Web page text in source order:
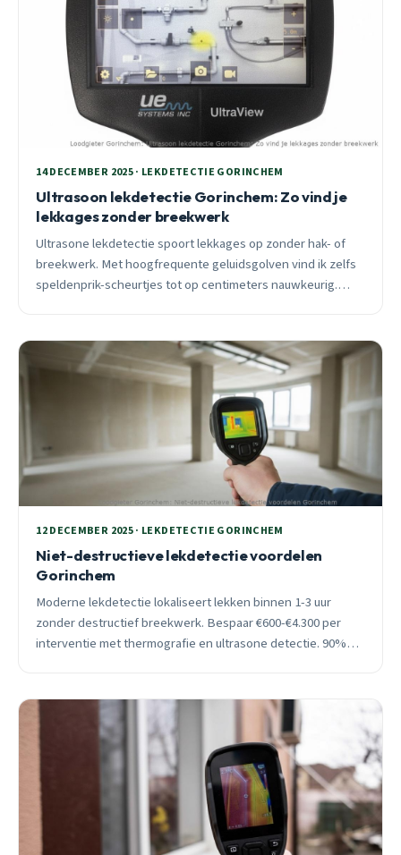
14 DECEMBER 2025 · LEKDETECTIE GORINCHEM
Ultrasoon lekdetectie Gorinchem: Zo vind je
lekkages zonder breekwerk
Ultrasone lekdetectie spoort lekkages op zonder hak- of
breekwerk. Met hoogfrequente geluidsgolven vind ik zelfs
speldenprik-scheurtjes tot op centimeters nauwkeurig.
12 DECEMBER 2025 · LEKDETECTIE GORINCHEM
Niet-destructieve lekdetectie voordelen
Gorinchem
Moderne lekdetectie lokaliseert lekken binnen 1-3 uur
zonder destructief breekwerk. Bespaar €600-€4.300 per
interventie met thermografie en ultrasone detectie. 90%